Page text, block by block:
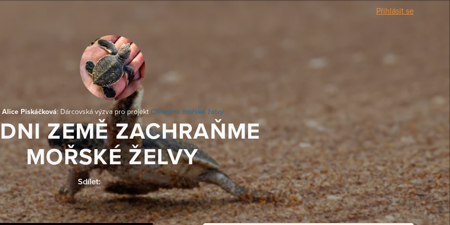
Přihlásit se
Alice Piskáčková: Dárcovská výzva pro projekt Chráníme mořské želvy
ZEMĚ ZACHRAŇME
MOŘSKÉ ŽELVY
Sdílet: